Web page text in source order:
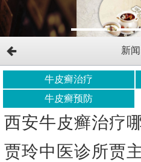
新
牛皮癣治疗
牛皮癣预防
西安牛皮癣治疗
贾玲中医诊所贾